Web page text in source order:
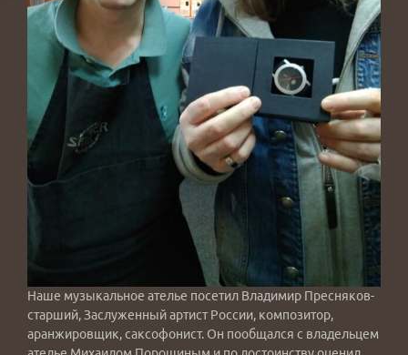
Наше музыкальное ателье посетил Владимир Пресняков-
старший, Заслуженный артист России, композитор,
аранжировщик, саксофонист. Он пообщался с владельцем